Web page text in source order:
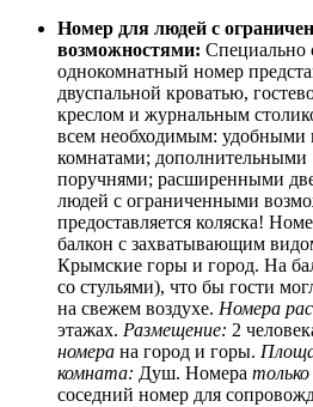
Номер для людей с
возможностями: Специально
однокомнатный номер
двуспальной кроватью,
креслом и журнальным
всем необходимым: удобными
комнатами; дополнительными
поручнями; расширенными
людей с ограниченными
предоставляется коляска!
балкон с захватывающим
Крымские горы и город. На
со стульями), что бы гости
на свежем воздухе. Номера
этажах. Размещение: 2
номера на город и горы.
комната: Душ. Номера только
соседний номер для